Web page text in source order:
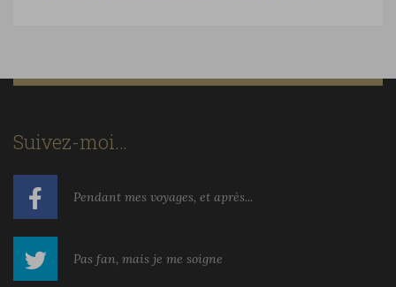
Suivez-moi…
Pendant mes voyages, et après...
Pas fan, mais je me soigne